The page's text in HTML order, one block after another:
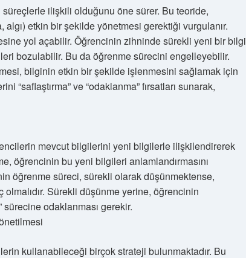
ilişkili olduğunu öne sürer. Bu teoride,
etkin bir şekilde yönetmesi gerektiği vurgulanır.
yol açabilir. Öğrencinin zihninde sürekli yeni bir bilgi
bozulabilir. Bu da öğrenme sürecini engelleyebilir.
bilginin etkin bir şekilde işlenmesini sağlamak için
“saflaştırma” ve “odaklanma” fırsatları sunarak,
mevcut bilgilerini yeni bilgilerle ilişkilendirerek
öğrencinin bu yeni bilgileri anlamlandırmasını
öğrenme süreci, sürekli olarak düşünmektense,
olmalıdır. Sürekli düşünme yerine, öğrencinin
sürecine odaklanması gerekir.
kullanabileceği birçok strateji bulunmaktadır. Bu